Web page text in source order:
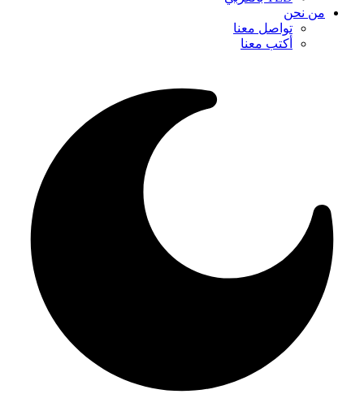
من نحن
تواصل معنا
أكتب معنا